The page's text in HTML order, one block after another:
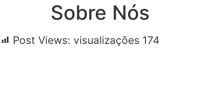
Sobre Nós
Post Views: visualizações 174